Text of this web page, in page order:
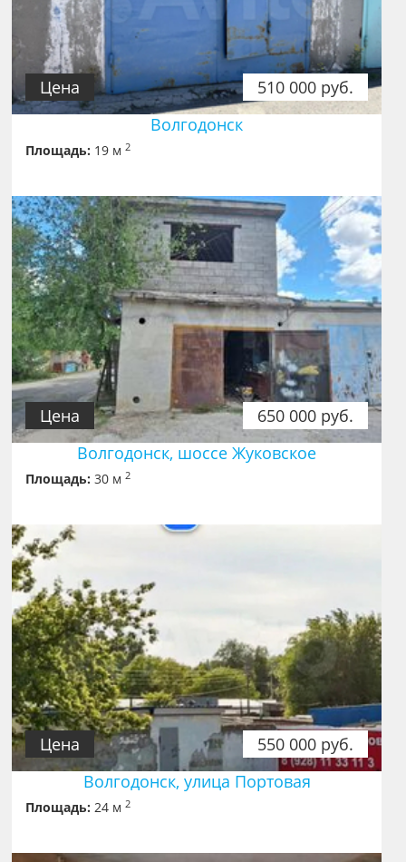
510 000 руб.
Цена
Волгодонск
Площадь: 19 м2
650 000 руб.
Цена
Волгодонск, шоссе Жуковское
Площадь: 30 м2
550 000 руб.
Цена
Волгодонск, улица Портовая
Площадь: 24 м2